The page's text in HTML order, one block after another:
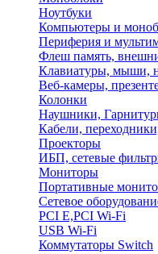
Ноутбуки
Компьютеры и
Периферия и
Флеш память,
Клавиатуры, мыши,
Веб-камеры,
Колонки
Наушники,
Кабели,
Проекторы
ИБП, сетевые
Мониторы
Портативные
Сетевое
PCI E,PCI Wi-Fi
USB Wi-Fi
Коммутаторы Switch